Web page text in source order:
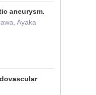
aneurysm.
Ayaka